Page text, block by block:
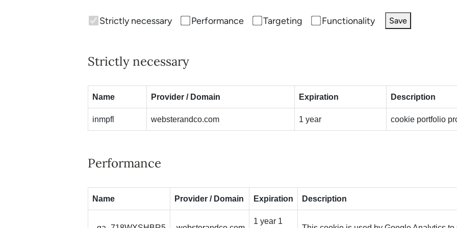
Strictly necessary Performance Targeting Functionality Save
Strictly necessary
Name Provider / Domain Expiration Description
inmpfl websterandco.com 1 year cookie portfolio
Performance
Name Provider / Domain Expiration Description
1 year 1